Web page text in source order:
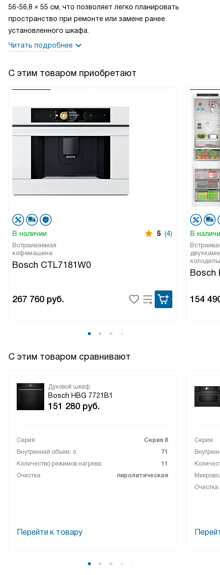
56-56,8 × 55 см, что позволяет легко планировать
пространство при ремонте или замене ранее
установленного шкафа.
Читать подробнее
С этим товаром приобретают
В наличии 5 (4)
Встраиваемая
кофемашина
Bosch CTL7181W0
267 760 руб.
В
Bosch
154
С этим товаром сравнивают
Духовой шкаф
Bosch HBG 7721B1
151 280 руб.
Серия:
Серия 8
Внутренний объем, л:
71
Количество режимов нагрева:
11
Очистка:
пиролитическая
Перейти к товару
Серия:
Очистка: